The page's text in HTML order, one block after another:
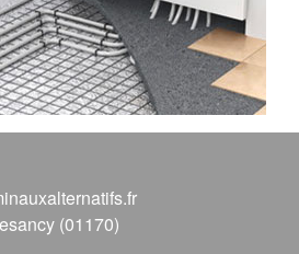
(01170)